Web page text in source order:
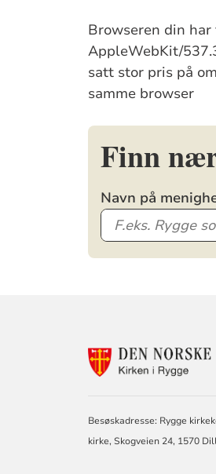
Browseren din
AppleWebKit/
satt stor pris på
samme browser
Finn
Navn på
Besøskadresse: Rygge
kirke, Skogveien 24, 1570